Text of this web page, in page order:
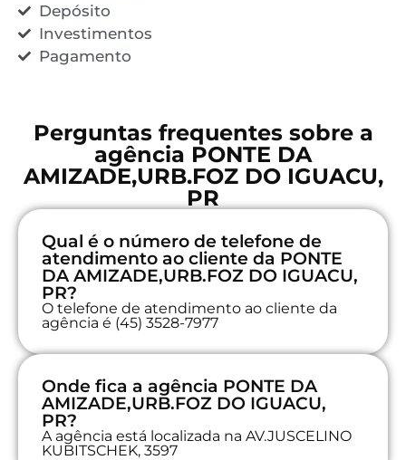
Depósito
Investimentos
Pagamento
Perguntas frequentes sobre a
agência PONTE DA
AMIZADE,URB.FOZ DO IGUACU,
PR
Qual é o número de telefone de
atendimento ao cliente da PONTE
DA AMIZADE,URB.FOZ DO IGUACU,
PR?
O telefone de atendimento ao cliente da
agência é (45) 3528-7977
Onde fica a agência PONTE DA
AMIZADE,URB.FOZ DO IGUACU,
PR?
A agência está localizada na AV.JUSCELINO
KUBITSCHEK, 3597